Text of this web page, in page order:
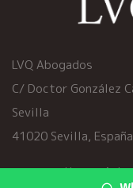
LVQ Abogados
C/ Doctor González
Sevilla
41020 Sevilla, España
Home·